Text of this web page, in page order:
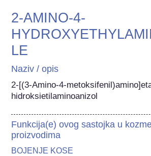
2-AMINO-4-
LE
Naziv / opis
2-[(3-Amino-4-
hidroksietilaminoanizol
Funkcija(e) ovog sastojka u
proizvodima
BOJENJE KOSE